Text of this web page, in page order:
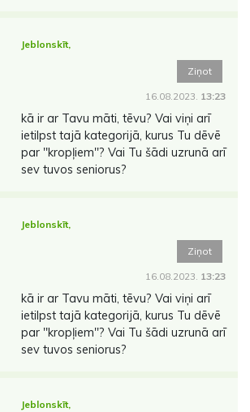
Jeblonskīt,
Ziņot
16.08.2023. 13:23
kā ir ar Tavu māti, tēvu? Vai viņi arī
ietilpst tajā kategorijā, kurus Tu dēvē
par ''kropļiem''? Vai Tu šādi uzrunā arī
sev tuvos seniorus?
Jeblonskīt,
Ziņot
16.08.2023. 13:23
kā ir ar Tavu māti, tēvu? Vai viņi arī
ietilpst tajā kategorijā, kurus Tu dēvē
par ''kropļiem''? Vai Tu šādi uzrunā arī
sev tuvos seniorus?
Jeblonskīt,